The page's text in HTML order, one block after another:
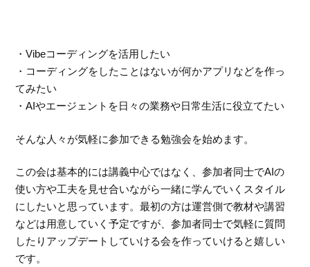
・Vibeコーディングを活用したい
・コーディングをしたことはないが何かアプリなどを作っ
てみたい
・AIやエージェントを日々の業務や日常生活に役立てたい
そんな人々が気軽に参加できる勉強会を始めます。
この会は基本的には講義中心ではなく、参加者同士でAIの
使い方や工夫を見せ合いながら一緒に学んでいくスタイル
にしたいと思っています。最初の方は運営側で教材や講習
などは用意していく予定ですが、参加者同士で気軽に質問
したりアップデートしていける会を作っていけると嬉しい
です。